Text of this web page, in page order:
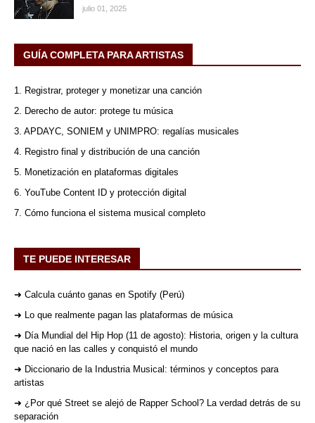
julio 01, 2025
GUÍA COMPLETA PARA ARTISTAS
1. Registrar, proteger y monetizar una canción
2. Derecho de autor: protege tu música
3. APDAYC, SONIEM y UNIMPRO: regalías musicales
4. Registro final y distribución de una canción
5. Monetización en plataformas digitales
6. YouTube Content ID y protección digital
7. Cómo funciona el sistema musical completo
TE PUEDE INTERESAR
➜ Calcula cuánto ganas en Spotify (Perú)
➜ Lo que realmente pagan las plataformas de música
➜ Día Mundial del Hip Hop (11 de agosto): Historia, origen y la cultura
que nació en las calles y conquistó el mundo
➜ Diccionario de la Industria Musical: términos y conceptos para
artistas
➜ ¿Por qué Street se alejó de Rapper School? La verdad detrás de su
separación